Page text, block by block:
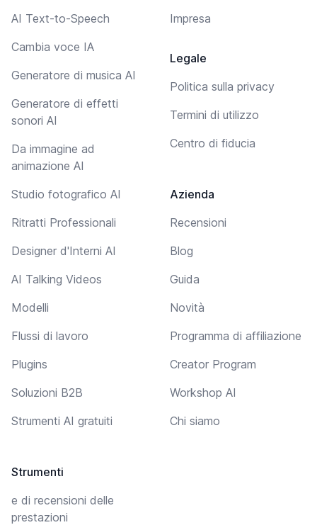
AI Text-to-Speech
Cambia voce IA
Generatore di musica AI
Generatore di effetti
sonori AI
Da immagine ad
animazione AI
Studio fotografico AI
Ritratti Professionali
Designer d'Interni AI
AI Talking Videos
Modelli
Flussi di lavoro
Plugins
Soluzioni B2B
Strumenti AI gratuiti
Strumenti
e di recensioni delle
prestazioni
Impresa
Legale
Politica sulla privacy
Termini di utilizzo
Centro di fiducia
Azienda
Recensioni
Blog
Guida
Novità
Programma di affiliazione
Creator Program
Workshop AI
Chi siamo